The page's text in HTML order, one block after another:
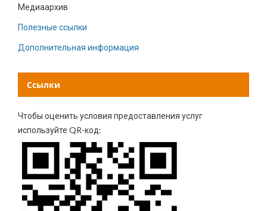
Медиаархив
Полезные ссылки
Дополнительная информация
Ссылки
Чтобы оценить условия предоставления услуг
используйте QR-код: